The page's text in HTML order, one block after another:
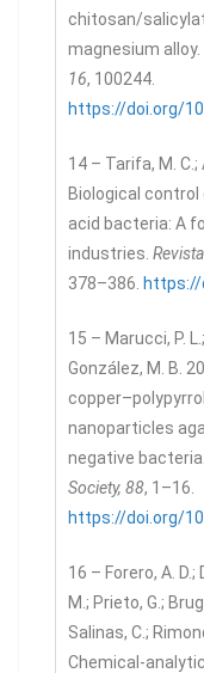
chitosan/
magnesium alloy.
16, 100244.
https://doi.org/
14 – Tarifa, M. C.;
Biological
acid bacteria: A
industries.
378–386. https://
15 – Marucci, P.
González, M. B.
nanoparticles
negative bacteria.
Society, 88, 1–16.
https://doi.org/
16 – Forero, A.
M.; Prieto, G.;
Salinas, C.;
Chemical-